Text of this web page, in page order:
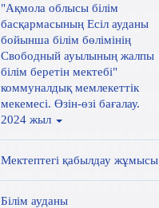
"Ақмола облысы білім
басқармасының Есіл ауданы
бойынша білім бөлімінің
Свободный ауылының жалпы
білім беретін мектебі"
коммуналдық мемлекеттік
мекемесі. Өзін-өзі бағалау.
2024 жыл
Мектептегі қабылдау жұмысы
Білім ауданы